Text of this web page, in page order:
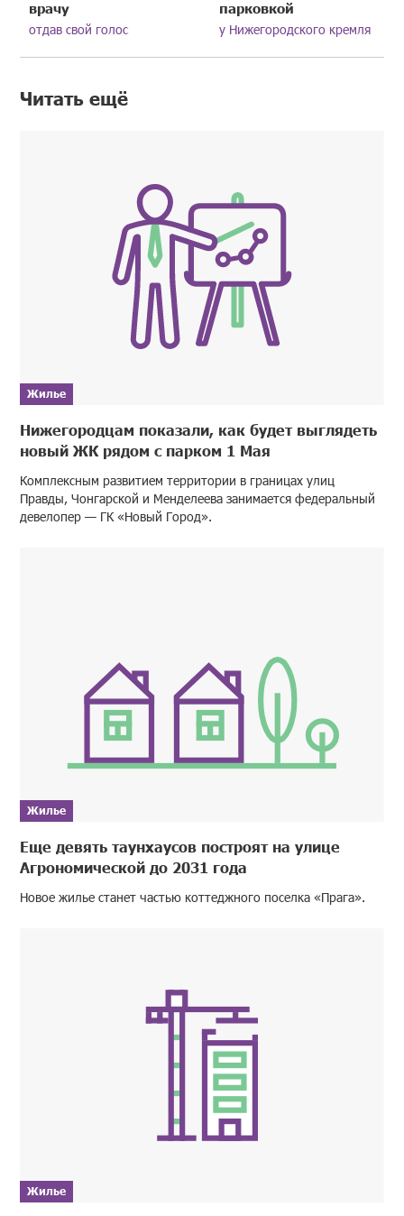
врачу
отдав свой голос
парковкой
у Нижегородского кремля
Читать ещё
Жилье
Нижегородцам показали, как будет выглядеть
новый ЖК рядом с парком 1 Мая
Комплексным развитием территории в границах улиц
Правды, Чонгарской и Менделеева занимается федеральный
девелопер — ГК «Новый Город».
Жилье
Еще девять таунхаусов построят на улице
Агрономической до 2031 года
Новое жилье станет частью коттеджного поселка «Прага».
Жилье